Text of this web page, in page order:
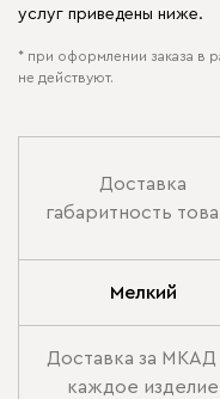
услуг приведены ниже.
* при оформлении заказа в
не действуют.
Доставка
габаритность
Мелкий
Доставка за МКАД
каждое изделие